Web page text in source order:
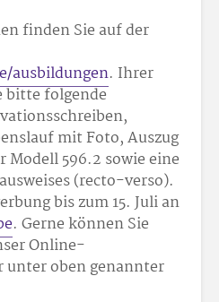
finden Sie auf der
ausbildungen. Ihrer
bitte folgende
mit Foto, Auszug
Modell 596.2 sowie eine
(recto-verso).
bis zum 15. Juli an
. Gerne können Sie
Online-
unter oben genannter